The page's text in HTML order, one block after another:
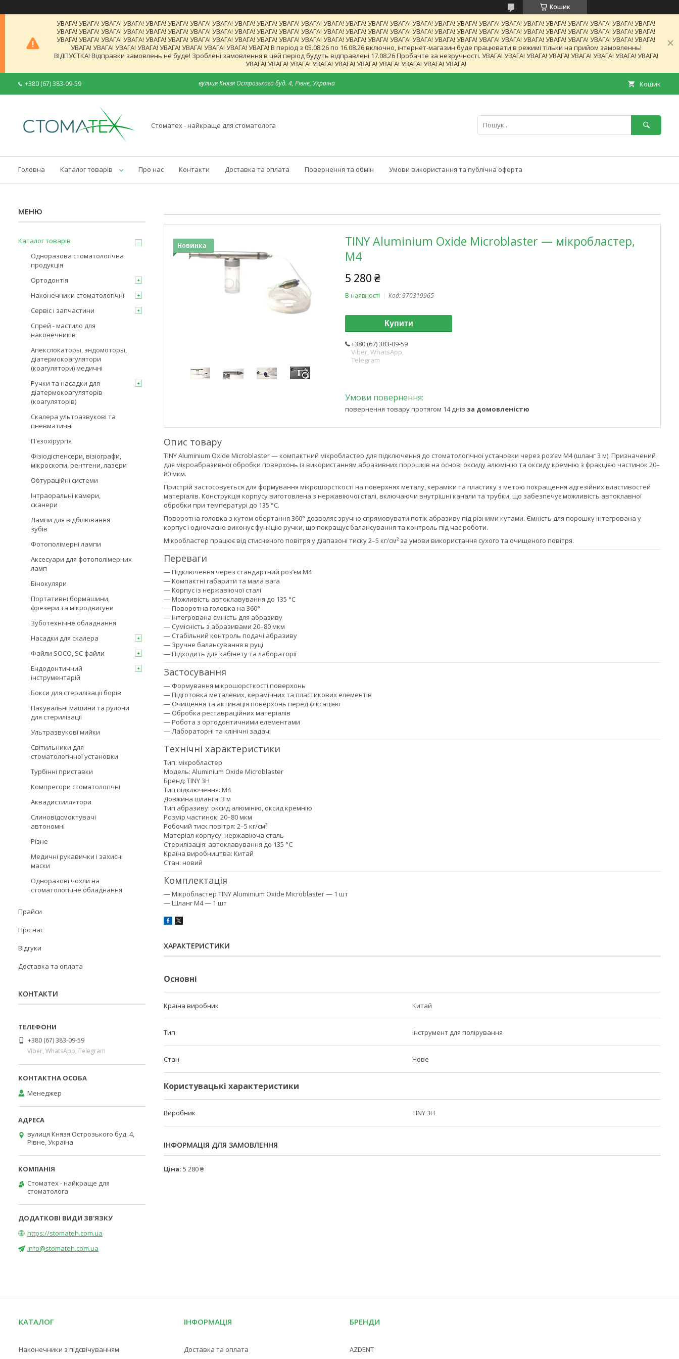
Кошик
УВАГА! УВАГА! УВАГА! УВАГА! УВАГА! УВАГА! УВАГА! УВАГА! УВАГА! УВАГА! УВАГА! УВАГА! УВАГА! УВАГА! УВАГА! УВАГА! УВАГА! УВАГА! УВАГА! УВАГА! УВАГА! УВАГА! УВАГА! УВАГА! УВАГА! УВАГА! УВАГА!
УВАГА! УВАГА! УВАГА! УВАГА! УВАГА! УВАГА! УВАГА! УВАГА! УВАГА! УВАГА! УВАГА! УВАГА! УВАГА! УВАГА! УВАГА! УВАГА! УВАГА! УВАГА! УВАГА! УВАГА! УВАГА! УВАГА! УВАГА! УВАГА! УВАГА! УВАГА! УВАГА!
УВАГА! УВАГА! УВАГА! УВАГА! УВАГА! УВАГА! УВАГА! УВАГА! УВАГА! УВАГА! УВАГА! УВАГА! УВАГА! УВАГА! УВАГА! УВАГА! УВАГА! УВАГА! УВАГА! УВАГА! УВАГА! УВАГА! УВАГА! УВАГА! УВАГА! УВАГА! УВАГА!
УВАГА! УВАГА! УВАГА! УВАГА! УВАГА! УВАГА! УВАГА! УВАГА! УВАГА! В період з 05.08.26 по 16.08.26 включно, інтернет-магазин буде працювати в режимі тільки на прийом замовленнь!
ВІДПУСТКА! Відправки замовлень не буде! Зроблені замовлення в цей період будуть відправлені 17.08.26 Пробачте за незручності. УВАГА! УВАГА! УВАГА! УВАГА! УВАГА! УВАГА! УВАГА! УВАГА!
УВАГА! УВАГА! УВАГА! УВАГА! УВАГА! УВАГА! УВАГА! УВАГА! УВАГА! УВАГА!
+380 (67) 383-09-59 вулиця Князя Острозького буд. 4, Рівне, Україна Кошик
Стоматех - найкраще для стоматолога
Головна Каталог товарів Про нас Контакти Доставка та оплата Повернення та обмін Умови використання та публічна оферта
Новинка
TINY Aluminium Oxide Microblaster — мікробластер,
M4
5 280 ₴
В наявності Код:970319965
Купити
+380 (67) 383-09-59
Viber, WhatsApp,
Telegram
повернення товару протягом 14 днів за домовленістю
Опис товару
TINY Aluminium Oxide Microblaster — компактний мікробластер для підключення до стоматологічної установки через розʼєм M4 (шланг 3 м). Призначений
для мікроабразивної обробки поверхонь із використанням абразивних порошків на основі оксиду алюмінію та оксиду кремнію з фракцією частинок 20–
80 мкм.
Пристрій застосовується для формування мікрошорсткості на поверхнях металу, кераміки та пластику з метою покращення адгезійних властивостей
матеріалів. Конструкція корпусу виготовлена з нержавіючої сталі, включаючи внутрішні канали та трубки, що забезпечує можливість автоклавної
обробки при температурі до 135 °C.
Поворотна головка з кутом обертання 360° дозволяє зручно спрямовувати потік абразиву під різними кутами. Ємність для порошку інтегрована у
корпус і одночасно виконує функцію ручки, що покращує балансування та контроль під час роботи.
Мікробластер працює від стисненого повітря у діапазоні тиску 2–5 кг/см² за умови використання сухого та очищеного повітря.
Переваги
— Підключення через стандартний розʼєм M4
— Компактні габарити та мала вага
— Корпус із нержавіючої сталі
— Можливість автоклавування до 135 °C
— Поворотна головка на 360°
— Інтегрована ємність для абразиву
— Сумісність з абразивами 20–80 мкм
— Стабільний контроль подачі абразиву
— Зручне балансування в руці
— Підходить для кабінету та лабораторії
Застосування
— Формування мікрошорсткості поверхонь
— Підготовка металевих, керамічних та пластикових елементів
— Очищення та активація поверхонь перед фіксацією
— Обробка реставраційних матеріалів
— Робота з ортодонтичними елементами
— Лабораторні та клінічні задачі
Технічні характеристики
Тип: мікробластер
Модель: Aluminium Oxide Microblaster
Бренд: TINY 3H
Тип підключення: M4
Довжина шланга: 3 м
Тип абразиву: оксид алюмінію, оксид кремнію
Розмір частинок: 20–80 мкм
Робочий тиск повітря: 2–5 кг/см²
Матеріал корпусу: нержавіюча сталь
Стерилізація: автоклавування до 135 °C
Країна виробництва: Китай
Стан: новий
Комплектація
— Мікробластер TINY Aluminium Oxide Microblaster — 1 шт
— Шланг M4 — 1 шт
ХАРАКТЕРИСТИКИ
Основні
Країна виробник Китай
Тип Інструмент для полірування
Стан Нове
Користувацькі характеристики
Виробник TINY 3H
ІНФОРМАЦІЯ ДЛЯ ЗАМОВЛЕННЯ
Ціна: 5 280 ₴
Каталог товарів
Одноразова стоматологічна
продукція
Ортодонтія
Наконечники стоматологічні
Сервіс і запчастини
Спрей - мастило для
наконечників
Апекслокаторы, эндомоторы,
діатермокоагулятори
(коагулятори) медичні
Ручки та насадки для
діатермокоагуляторів
(коагуляторів)
Скалера ультразвукові та
пневматичні
П'єзохірургія
Фізіодіспенсери, візіографи,
мікроскопи, рентгени, лазери
Обтураційні системи
Інтраоральні камери,
сканери
Лампи для відбілювання
зубів
Фотополімерні лампи
Аксесуари для фотополімерних
ламп
Бінокуляри
Портативні бормашини,
фрезери та мікродвигуни
Зуботехнічне обладнання
Насадки для скалера
Файли SOCO, SC файли
Ендодонтичний
інструментарій
Бокси для стерилізації борів
Пакувальні машини та рулони
для стерилізації
Ультразвукові мийки
Світильники для
стоматологічної установки
Турбінні приставки
Компресори стоматологічні
Аквадистиллятори
Слиновідсмоктувачі
автономні
Різне
Медичні рукавички і захисні
маски
Одноразові чохли на
стоматологічне обладнання
Прайси
Про нас
Відгуки
Доставка та оплата
КОНТАКТИ
+380 (67) 383-09-59
Viber, WhatsApp, Telegram
Менеджер
вулиця Князя Острозького буд. 4,
Рівне, Україна
Стоматех - найкраще для
стоматолога
https://stomateh.com.ua
info@stomateh.com.ua
КАТАЛОГ
Наконечники з підсвічуванням
ІНФОРМАЦІЯ
Доставка та оплата
БРЕНДИ
AZDENT